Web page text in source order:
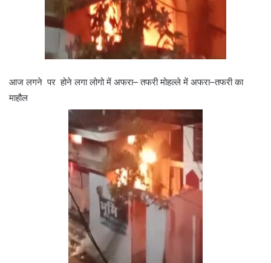
आज लगने पर होने लगा लोगो में अफरा– तफरी मोहल्ले में अफरा–तफरी का
माहौल